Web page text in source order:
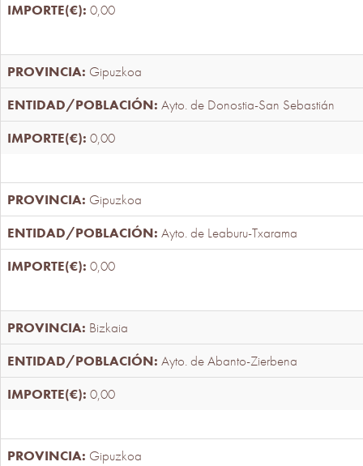
0,00
Gipuzkoa
Ayto. de Donostia-San Sebastián
0,00
Gipuzkoa
Ayto. de Leaburu-Txarama
0,00
Bizkaia
Ayto. de Abanto-Zierbena
0,00
Gipuzkoa